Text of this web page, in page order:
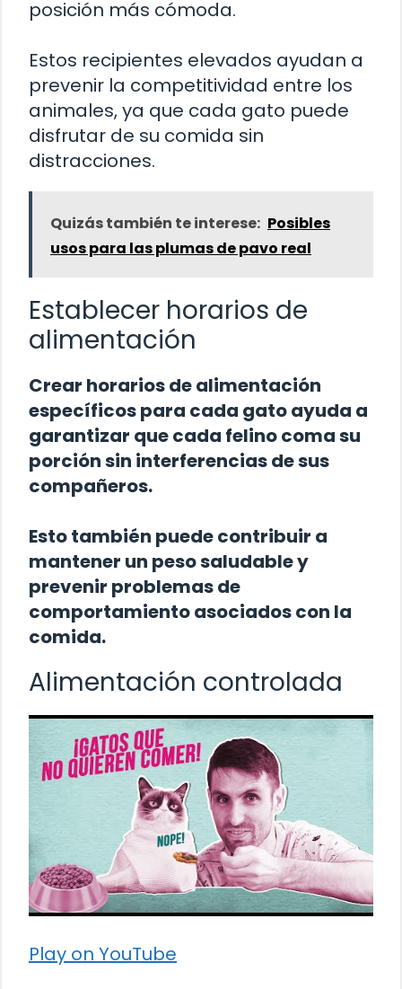
posición más cómoda.
Estos recipientes elevados ayudan a
prevenir la competitividad entre los
animales, ya que cada gato puede
disfrutar de su comida sin
distracciones.
Quizás también te interese: Posibles
usos para las plumas de pavo real
Establecer horarios de
alimentación
Crear horarios de alimentación
específicos para cada gato ayuda a
garantizar que cada felino coma su
porción sin interferencias de sus
compañeros.
Esto también puede contribuir a
mantener un peso saludable y
prevenir problemas de
comportamiento asociados con la
comida.
Alimentación controlada
Play on YouTube